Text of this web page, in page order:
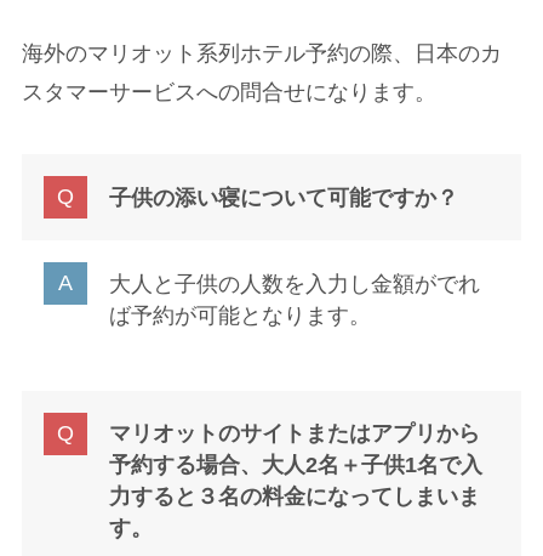
海外のマリオット系列ホテル予約の際、日本のカ
スタマーサービスへの問合せになります。
子供の添い寝について可能ですか？
大人と子供の人数を入力し金額がでれ
ば予約が可能となります。
マリオットのサイトまたはアプリから
予約する場合、大人2名＋子供1名で入
力すると３名の料金になってしまいま
す。